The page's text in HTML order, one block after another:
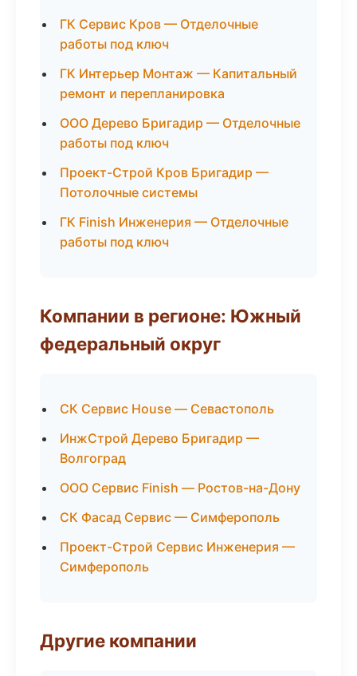
ГК Сервис Кров — Отделочные
работы под ключ
ГК Интерьер Монтаж — Капитальный
ремонт и перепланировка
ООО Дерево Бригадир — Отделочные
работы под ключ
Проект-Строй Кров Бригадир —
Потолочные системы
ГК Finish Инженерия — Отделочные
работы под ключ
Компании в регионе: Южный
федеральный округ
СК Сервис House — Севастополь
ИнжСтрой Дерево Бригадир —
Волгоград
ООО Сервис Finish — Ростов-на-Дону
СК Фасад Сервис — Симферополь
Проект-Строй Сервис Инженерия —
Симферополь
Другие компании